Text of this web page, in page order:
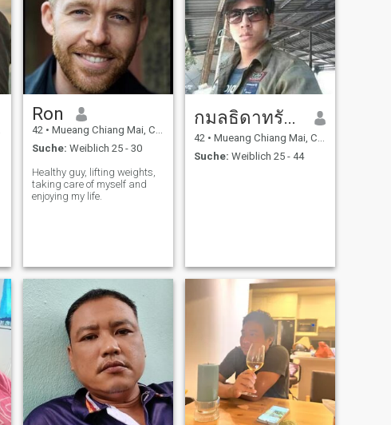
Ron
42 • Mueang Chiang Mai, Chiang Mai, Thailand
Suche: Weiblich 25 - 30
Healthy guy, lifting weights,
taking care of myself and
enjoying my life.
กมลธิดาทรัพย์
42 • Mueang Chiang Mai, Chiang Mai, Thailand
Suche: Weiblich 25 - 44